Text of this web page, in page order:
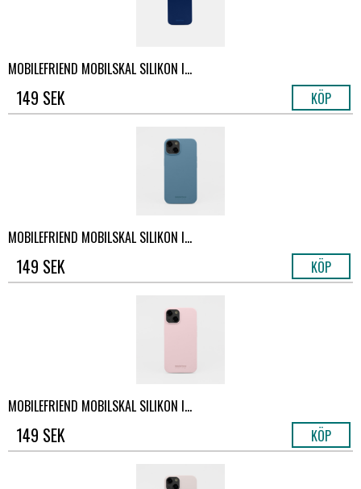
MOBILEFRIEND MOBILSKAL SILIKON I...
149 SEK KÖP
MOBILEFRIEND MOBILSKAL SILIKON I...
149 SEK KÖP
MOBILEFRIEND MOBILSKAL SILIKON I...
149 SEK KÖP